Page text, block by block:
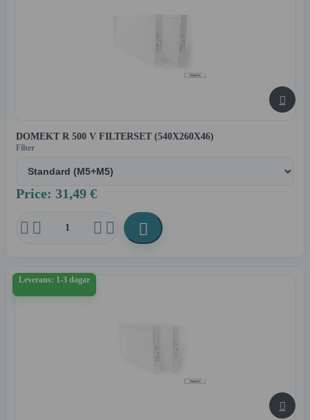

DOMEKT R 500 V FILTERSET (540X260X46)
Filter
Price: 31,49 €
    
Leverans: 1-3 dagar
